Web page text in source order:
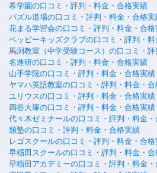
希学園の口コミ・評判・料金・合格実績
パズル道場の口コミ・評判・料金・合格実
花まる学習会の口コミ・評判・料金・合格
ペッピーキッズクラブの口コミ・評判・
馬渕教室（中学受験コース）の口コミ・
名進研の口コミ・評判・料金・合格実績
山手学院の口コミ・評判・料金・合格実績
ヤマハ英語教室の口コミ・評判・料金・
ユリウスの口コミ・評判・料金・合格実績
四谷大塚の口コミ・評判・料金・合格実績
代々木ゼミナールの口コミ・評判・料金
類塾の口コミ・評判・料金・合格実績
レゴスクールの口コミ・評判・料金・合格
早稲田スクールの口コミ・評判・料金・合
早稲田アカデミーの口コミ・評判・料金